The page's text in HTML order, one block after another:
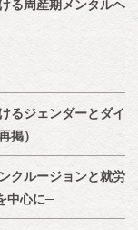
る周産期メンタルヘ
るジェンダーとダイ
掲）
クルージョンと就労
中心に─